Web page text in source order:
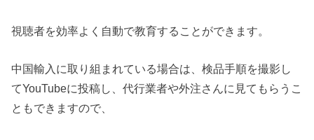
視聴者を効率よく自動で教育することができます。
中国輸入に取り組まれている場合は、検品手順を撮影し
てYouTubeに投稿し、代行業者や外注さんに見てもらうこ
ともできますので、